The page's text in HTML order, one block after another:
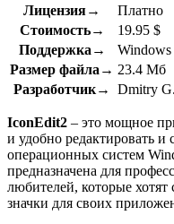
Лицензия→
Платно
Стоимость→
19.95 $
Поддержка→
Windows
Размер файла→ 23.4 Мб
Разработчик→
Dmitry
IconEdit2 – это мощное
и удобно редактировать и
операционных систем
предназначена для
любителей, которые хотят
значки для своих